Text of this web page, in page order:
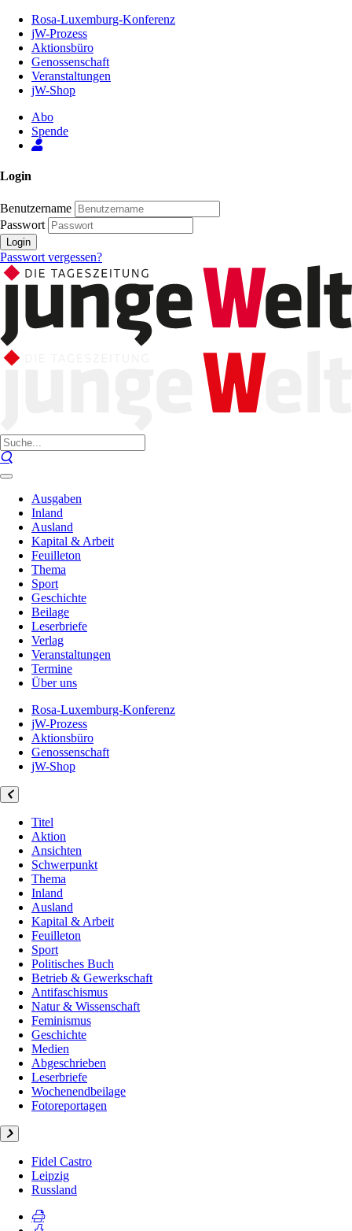
Inhalt
Seite
Rosa-Luxemburg-Konferenz
jW-Prozess
Aktionsbüro
Genossenschaft
Veranstaltungen
jW-Shop
Abo
Spende
Login
Benutzername
Passwort
Login
Passwort vergessen?
Ausgaben
Inland
Ausland
Kapital & Arbeit
Feuilleton
Thema
Sport
Geschichte
Beilage
Leserbriefe
Verlag
Veranstaltungen
Termine
Über uns
Rosa-Luxemburg-Konferenz
jW-Prozess
Aktionsbüro
Genossenschaft
jW-Shop
Titel
Aktion
Ansichten
Schwerpunkt
Thema
Inland
Ausland
Kapital & Arbeit
Feuilleton
Sport
Politisches Buch
Betrieb & Gewerkschaft
Antifaschismus
Natur & Wissenschaft
Feminismus
Geschichte
Medien
Abgeschrieben
Leserbriefe
Wochenendbeilage
Fotoreportagen
Fidel Castro
Leipzig
Russland